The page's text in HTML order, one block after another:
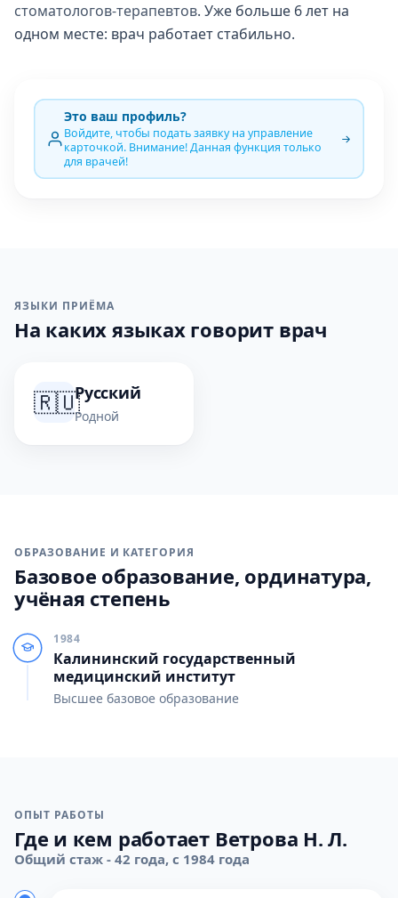
стоматологов-терапевтов. Уже больше 6 лет на
одном месте: врач работает стабильно.
Это ваш профиль?
Войдите, чтобы подать заявку на управление
карточкой. Внимание! Данная функция только
для врачей!
ЯЗЫКИ ПРИЁМА
На каких языках говорит врач
🇷🇺Русский
Родной
ОБРАЗОВАНИЕ И КАТЕГОРИЯ
Базовое образование, ординатура,
учёная степень
1984
Калининский государственный
медицинский институт
Высшее базовое образование
ОПЫТ РАБОТЫ
Где и кем работает Ветрова Н. Л.
Общий стаж - 42 года, с 1984 года